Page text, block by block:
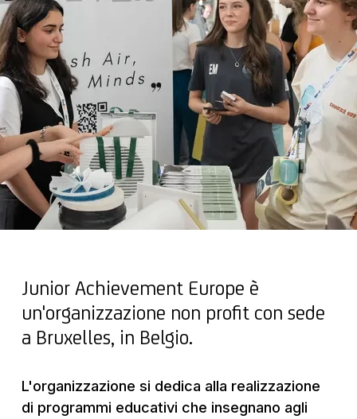
Junior Achievement Europe è
un'organizzazione non profit con sede
a Bruxelles, in Belgio.
L'organizzazione si dedica alla realizzazione
di programmi educativi che insegnano agli